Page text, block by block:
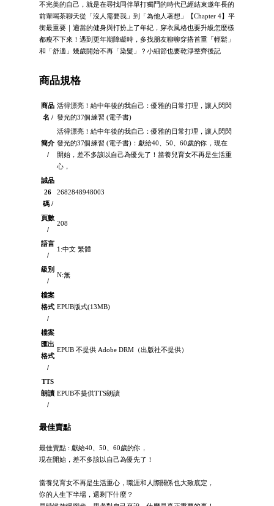
不完美的自己，就是在尋找同伴單打獨鬥的時代已經結束邀年長的
前輩喝茶聊天從「沒人需要我」到「為他人著想」【Chapter 4】平
衡最重要｜適當的健身與打扮上了年紀，穿衣風格也要升級怎麼樣
都瘦不下來！遇到更年期障礙時，多找朋友聊聊穿搭首重「輕鬆」
和「舒適」幾歲開始不再「染髮」？小細節也要乾淨整齊後記
商品規格
商品
名 /
活得漂亮！給中年後的我自己：優雅的日常打理，讓人閃閃
發光的37個練習 (電子書)
簡介
/
活得漂亮！給中年後的我自己：優雅的日常打理，讓人閃閃
發光的37個練習 (電子書)：獻給40、50、60歲的你，現在
開始，差不多該以自己為優先了！當養兒育女不再是生活重
心，
誠品
26
碼 /
2682848948003
頁數
/
208
語言
/
1:中文 繁體
級別
/
N:無
檔案
格式
/
EPUB版式(13MB)
檔案
匯出
格式
/
EPUB 不提供 Adobe DRM（出版社不提供）
TTS
朗讀
/
EPUB不提供TTS朗讀
最佳賣點
最佳賣點 : 獻給40、50、60歲的你，
現在開始，差不多該以自己為優先了！
當養兒育女不再是生活重心，職涯和人際關係也大致底定，
你的人生下半場，還剩下什麼？